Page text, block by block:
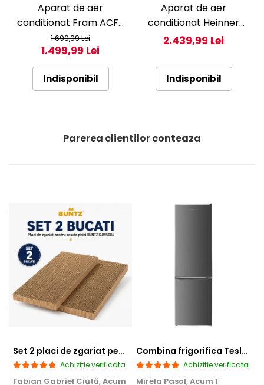
Aparat de aer
conditionat Fram ACF-
HS12KITWIFI++, 12000
BTU, Wifi, Kit instalare
inclus, Functie Sleep,
Clasa A++
1.699,99 Lei
1.499,99 Lei
Indisponibil
Aparat de aer
conditionat Heinner
Pearl 12000 BTU Wi-Fi,
Smart, functie
Follow/Avoid you, HAC-
2.439,99 Lei
Indisponibil
Parerea clientilor conteaza
Set 2 placi de zgariat pentru casuta pisici BUNTZ KJW5086, compatibile cu casuta 59 x 28.5 x 35 cm
Achizitie verificata
Fabian Gabriel Ciută,Acum
Combina frigorifica Tesla RC2600HXE, 262 l, Clasa E, Iluminare LED, dezghetare automata frigider, H 180 cm, Inox
Achizitie verificata
Mirela Pasol,Acum 1